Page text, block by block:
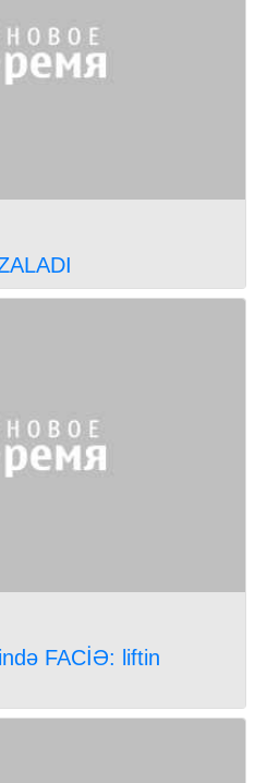
FACİƏ: liftin